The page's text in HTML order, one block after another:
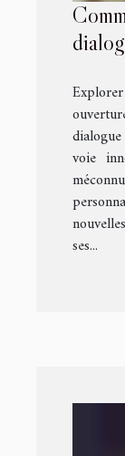
votre
voie
ses...